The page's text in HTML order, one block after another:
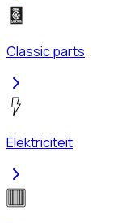
Classic parts
Elektriciteit